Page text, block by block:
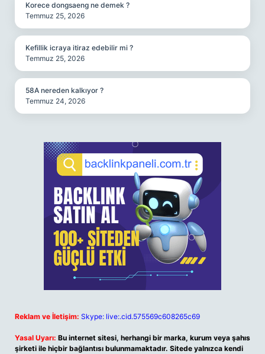
Korece dongsaeng ne demek ?
Temmuz 25, 2026
Kefillik icraya itiraz edebilir mi ?
Temmuz 25, 2026
58A nereden kalkıyor ?
Temmuz 24, 2026
Reklam ve İletişim: Skype: live:.cid.575569c608265c69
Yasal Uyarı: Bu internet sitesi, herhangi bir marka, kurum veya şahıs
şirketi ile hiçbir bağlantısı bulunmamaktadır. Sitede yalnızca kendi